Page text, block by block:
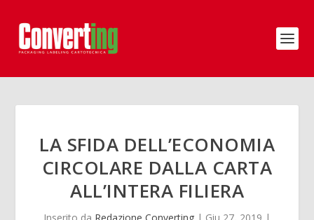
LA SFIDA DELL’ECONOMIA
CIRCOLARE DALLA CARTA
ALL’INTERA FILIERA